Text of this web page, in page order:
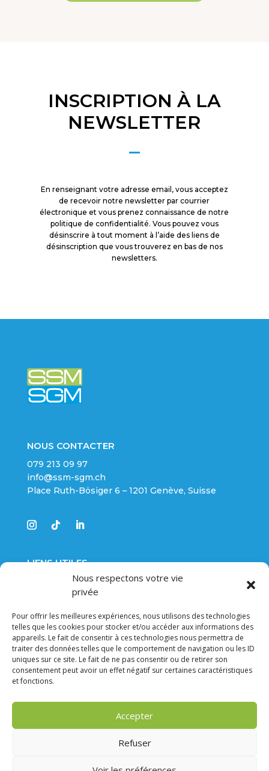
Nous respectons votre vie
privée
Pour offrir les meilleures expériences, nous utilisons des technologies
telles que les cookies pour stocker et/ou accéder aux informations des
appareils. Le fait de consentir à ces technologies nous permettra de
traiter des données telles que le comportement de navigation ou les ID
uniques sur ce site. Le fait de ne pas consentir ou de retirer son
consentement peut avoir un effet négatif sur certaines caractéristiques
et fonctions.
Accepter
Refuser
INSCRIPTION À LA
NEWSLETTER
En renseignant votre adresse email, vous acceptez
de recevoir notre newsletter par courrier
électronique et vous prenez connaissance de notre
politique de confidentialité. Vous pouvez vous
désinscrire à tout moment à l’aide des liens de
désinscription que vous trouverez en bas de nos
newsletters.
NOUS CONTACTER
079 213 09 97
info@ssm-sgm.ch
Place Ruth-Bösiger 6 – 1201 Genève, Suisse
LIENS UTILES
LA MICRONUTRITION
FORMATIONS
LA FOIRE AUX QUESTIONS
FORMATIONS
L’INTERFACE DIGESTIVE
LA PROTECTION CELLULAIRE
RISQUE CARDIOMÉTABOLIQUE
© 2026 SSM-SGM